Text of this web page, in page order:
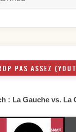
PAS ASSEZ
: La Gauche vs. La